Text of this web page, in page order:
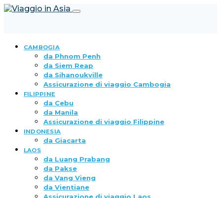
CAMBOGIA
da Phnom Penh
da Siem Reap
da Sihanoukville
Assicurazione di viaggio Cambogia
FILIPPINE
da Cebu
da Manila
Assicurazione di viaggio Filippine
INDONESIA
da Giacarta
LAOS
da Luang Prabang
da Pakse
da Vang Vieng
da Vientiane